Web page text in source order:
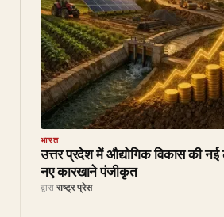
भारत
उत्तर प्रदेश में औद्योगिक विकास की नई
नए कारखाने पंजीकृत
द्वारा राष्ट्र प्रेस